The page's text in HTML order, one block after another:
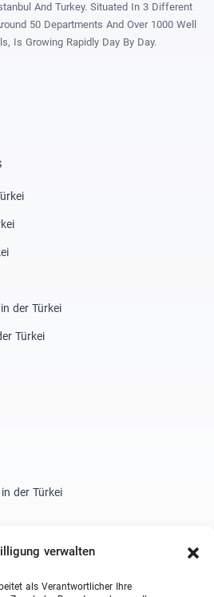
verwalten
als Verantwortlicher Ihre
And Turkey. Situated In 3 Different
50 Departments And Over 1000 Well
Is Growing Rapidly Day By Day.
der Türkei
Türkei
der Türkei